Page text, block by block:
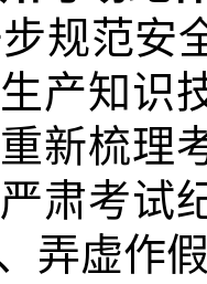
规范安
产知识
新梳理
肃考试
弄虚作